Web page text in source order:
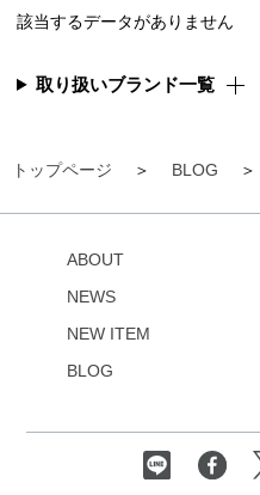
トップページ BLOG
該当するデータがありません
取り扱いブランド一覧
ABOUT
NEWS
NEW ITEM
BLOG